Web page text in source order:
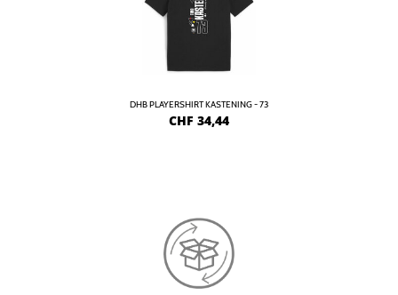
DHB PLAYERSHIRT KASTENING - 73
CHF 34,44